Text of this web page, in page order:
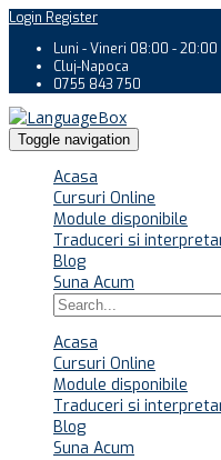
Login Register
Luni - Vineri 08:00 - 20:00
Cluj-Napoca
0755 843 750
Toggle navigation
Acasa
Cursuri Online
Module disponibile
Traduceri si
Blog
Suna Acum
Acasa
Cursuri Online
Module disponibile
Traduceri si
Blog
Suna Acum